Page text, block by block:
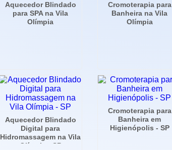
Aquecedor Blindado
para SPA na Vila
Olímpia
Cromoterapia para
Banheira na Vila
Olímpia
Aquecedor Blindado
Digital para
Hidromassagem na Vila
Olímpia - SP
Cromoterapia para
Banheira em
Higienópolis - SP